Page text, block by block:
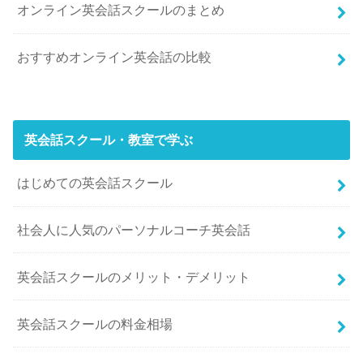
オンライン英会話スクールのまとめ
おすすめオンライン英会話の比較
英会話スクール・教室で学ぶ
はじめての英会話スクール
社会人に人気のパーソナルコーチ英会話
英会話スクールのメリット・デメリット
英会話スクールの料金相場